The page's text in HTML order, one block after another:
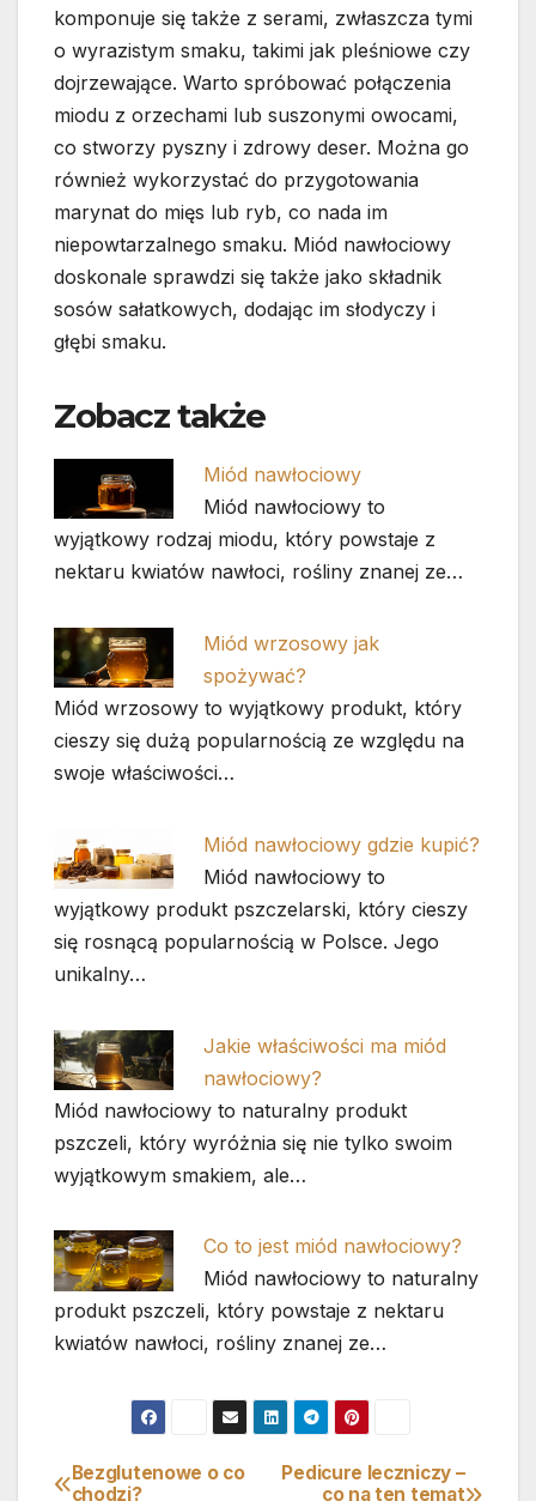
komponuje się także z serami, zwłaszcza tymi
o wyrazistym smaku, takimi jak pleśniowe czy
dojrzewające. Warto spróbować połączenia
miodu z orzechami lub suszonymi owocami,
co stworzy pyszny i zdrowy deser. Można go
również wykorzystać do przygotowania
marynat do mięs lub ryb, co nada im
niepowtarzalnego smaku. Miód nawłociowy
doskonale sprawdzi się także jako składnik
sosów sałatkowych, dodając im słodyczy i
głębi smaku.
Zobacz także
Miód nawłociowy
Miód nawłociowy to
wyjątkowy rodzaj miodu, który powstaje z
nektaru kwiatów nawłoci, rośliny znanej ze…
Miód wrzosowy jak
spożywać?
Miód wrzosowy to wyjątkowy produkt, który
cieszy się dużą popularnością ze względu na
swoje właściwości…
Miód nawłociowy gdzie kupić?
Miód nawłociowy to
wyjątkowy produkt pszczelarski, który cieszy
się rosnącą popularnością w Polsce. Jego
unikalny…
Jakie właściwości ma miód
nawłociowy?
Miód nawłociowy to naturalny produkt
pszczeli, który wyróżnia się nie tylko swoim
wyjątkowym smakiem, ale…
Co to jest miód nawłociowy?
Miód nawłociowy to naturalny
produkt pszczeli, który powstaje z nektaru
kwiatów nawłoci, rośliny znanej ze…
Nawigacja
Pedicure leczniczy –
co na ten temat
Bezglutenowe o co
chodzi?